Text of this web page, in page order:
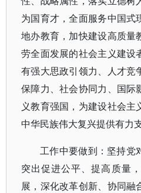
为国育才，全面服务中国式
地办教育，加快建设高质量
劳全面发展的社会主义建设
有强大思政引领力、人才竞
保障力、社会协同力、国际
义教育强国，为建设社会
中华民族伟大复兴提供有力支
工作中要做到：坚持党
突出促进公平、提高质量
展，深化改革创新、协同融